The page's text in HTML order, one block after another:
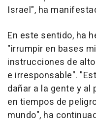
Israel", ha
En este sentido, ha
"irrumpir en bases
instrucciones de
e irresponsable".
dañar a la gente y al
en tiempos de
mundo", ha